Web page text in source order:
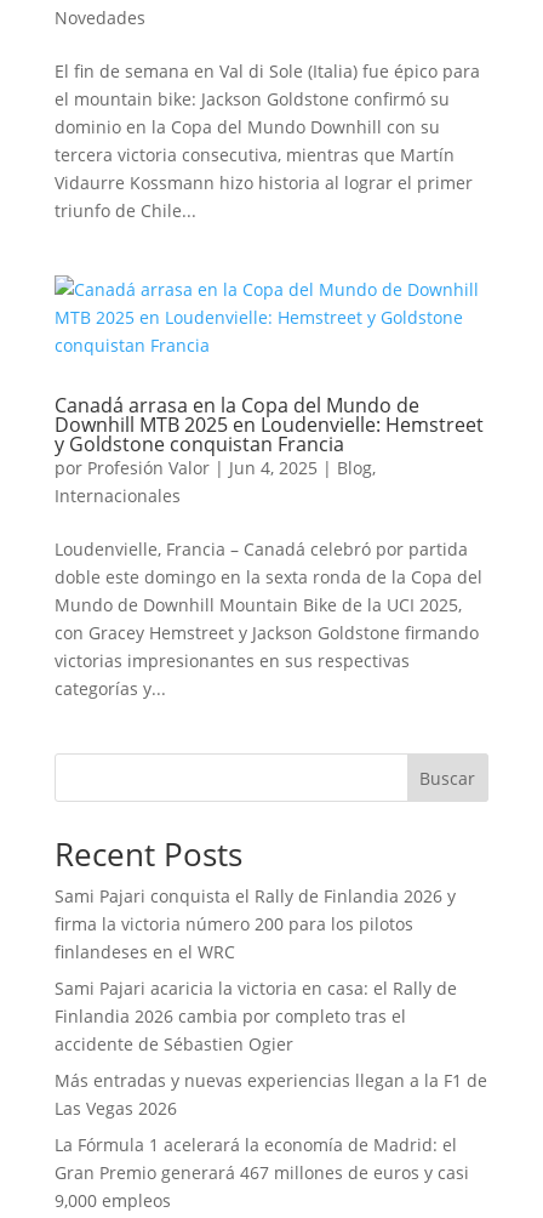
Novedades
El fin de semana en Val di Sole (Italia) fue épico para
el mountain bike: Jackson Goldstone confirmó su
dominio en la Copa del Mundo Downhill con su
tercera victoria consecutiva, mientras que Martín
Vidaurre Kossmann hizo historia al lograr el primer
triunfo de Chile...
Canadá arrasa en la Copa del Mundo de
Downhill MTB 2025 en Loudenvielle: Hemstreet
y Goldstone conquistan Francia
por Profesión Valor| Jun 4, 2025 | Blog,
Internacionales
Loudenvielle, Francia – Canadá celebró por partida
doble este domingo en la sexta ronda de la Copa del
Mundo de Downhill Mountain Bike de la UCI 2025,
con Gracey Hemstreet y Jackson Goldstone firmando
victorias impresionantes en sus respectivas
categorías y...
Buscar
Recent Posts
Sami Pajari conquista el Rally de Finlandia 2026 y
firma la victoria número 200 para los pilotos
finlandeses en el WRC
Sami Pajari acaricia la victoria en casa: el Rally de
Finlandia 2026 cambia por completo tras el
accidente de Sébastien Ogier
Más entradas y nuevas experiencias llegan a la F1 de
Las Vegas 2026
La Fórmula 1 acelerará la economía de Madrid: el
Gran Premio generará 467 millones de euros y casi
9,000 empleos